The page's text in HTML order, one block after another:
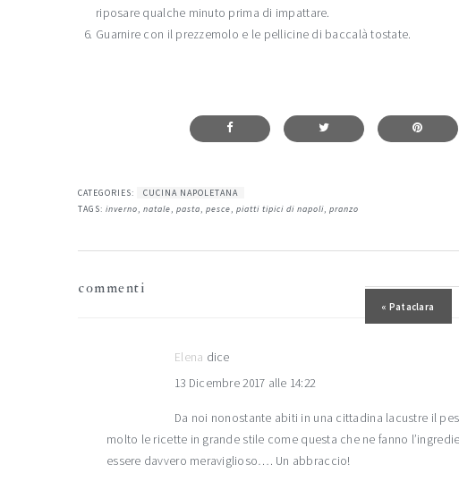
riposare qualche minuto prima di impattare.
Guarnire con il prezzemolo e le pellicine di baccalà tostate.
CATEGORIES:
CUCINA NAPOLETANA
TAGS: inverno, natale, pasta, pesce, piatti tipici di napoli, pranzo
Post precedente:
« Pataclara
del
commenti
Elena dice
13 Dicembre 2017 alle 14:22
Da noi nonostante abiti in una cittadina lacustre il
molto le ricette in grande stile come questa che ne fanno
essere davvero meraviglioso…. Un abbraccio!